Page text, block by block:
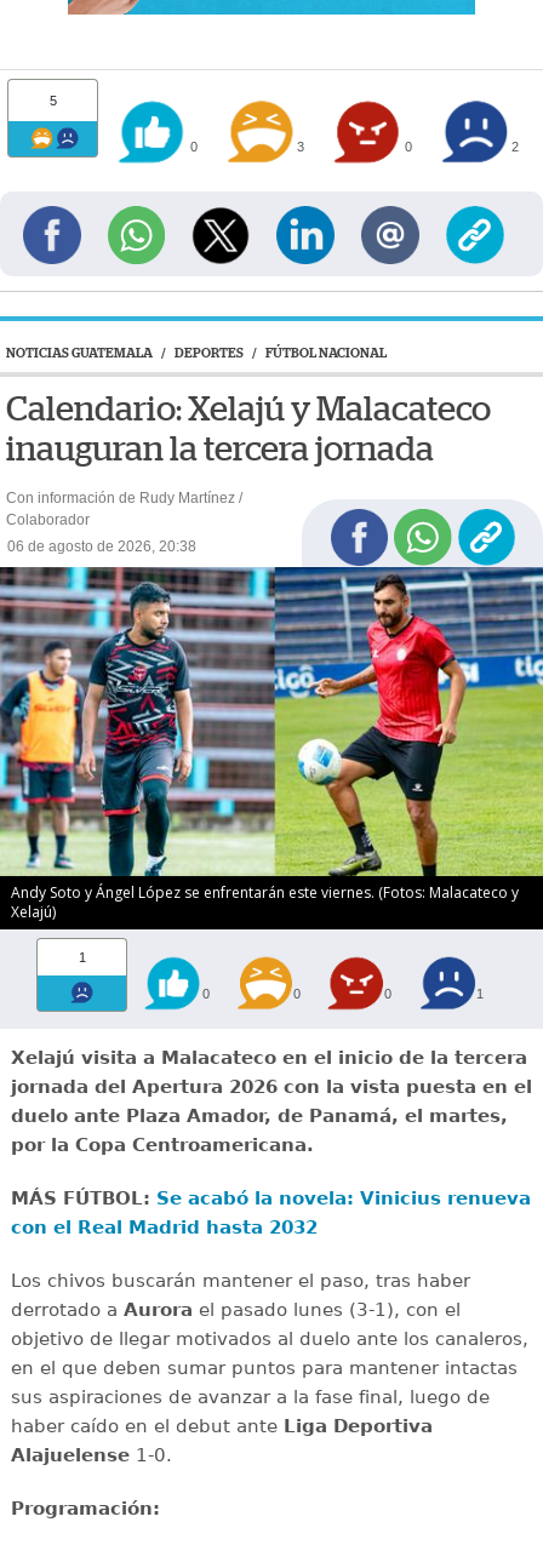
5
0 3 0 2
NOTICIAS GUATEMALA / DEPORTES / FÚTBOL NACIONAL
Calendario: Xelajú y Malacateco
inauguran la tercera jornada
Con información de Rudy Martínez /
Colaborador
06 de agosto de 2026, 20:38
Andy Soto y Ángel López se enfrentarán este viernes. (Fotos: Malacateco y
Xelajú)
1
0 0 0 1
Xelajú visita a Malacateco en el inicio de la tercera
jornada del Apertura 2026 con la vista puesta en el
duelo ante Plaza Amador, de Panamá, el martes,
por la Copa Centroamericana.
MÁS FÚTBOL: Se acabó la novela: Vinicius renueva
con el Real Madrid hasta 2032
Los chivos buscarán mantener el paso, tras haber
derrotado a Aurora el pasado lunes (3-1), con el
objetivo de llegar motivados al duelo ante los canaleros,
en el que deben sumar puntos para mantener intactas
sus aspiraciones de avanzar a la fase final, luego de
haber caído en el debut ante Liga Deportiva
Alajuelense1-0.
Programación: